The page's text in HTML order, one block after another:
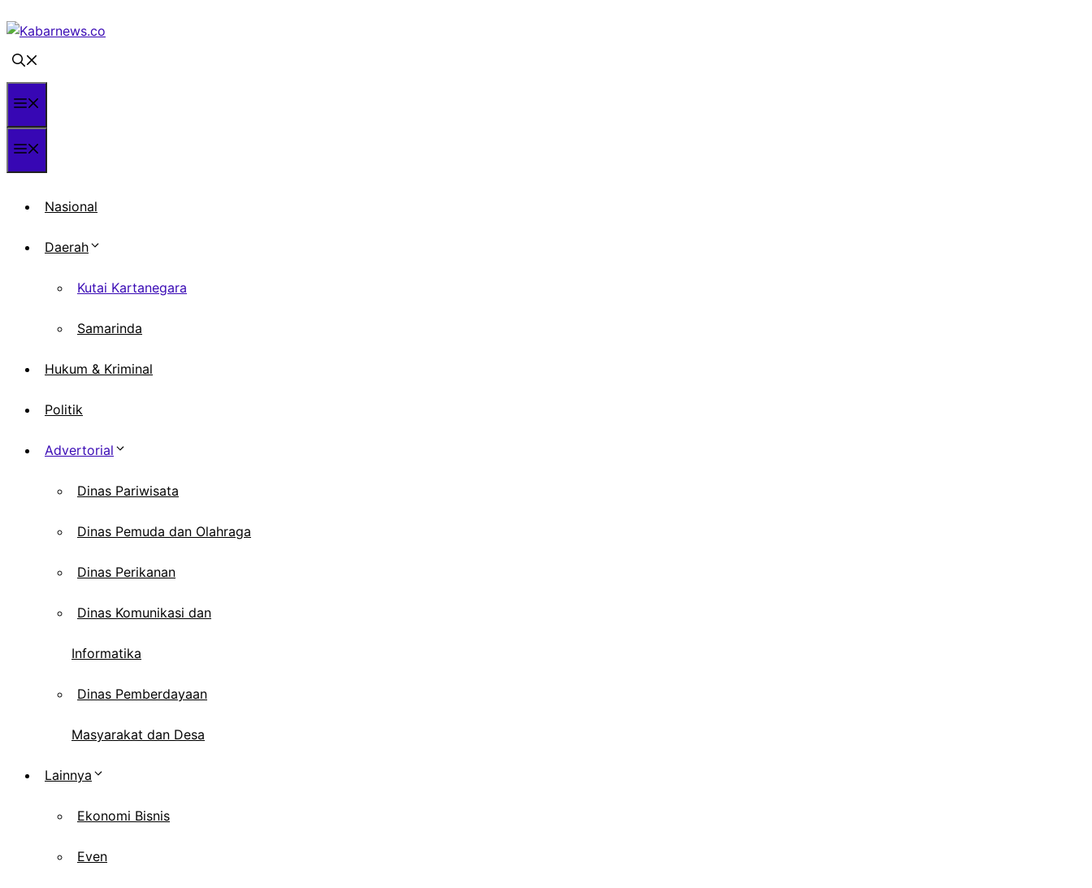
ke
isi
Nasional
Daerah
Kutai Kartanegara
Samarinda
Hukum & Kriminal
Politik
Advertorial
Dinas Pariwisata
Dinas Pemuda dan Olahraga
Dinas Perikanan
Dinas Komunikasi dan
Informatika
Dinas Pemberdayaan
Masyarakat dan Desa
Lainnya
Ekonomi Bisnis
Even